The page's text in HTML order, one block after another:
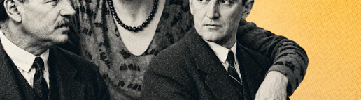
demokratischen Prozesses kann immer nur ein widersprüchliches
sein, ein sich stets wandelnder Kompromiss. Wir brauchen einen
der Republik, einen Konsens, der Globalisierung und
Doch wie soll das gehen? Sind Globalisierung und Protektionismus
unversöhnliche Gegensätze?